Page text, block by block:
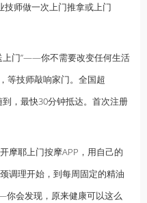
技师做一次上门推拿或上门
上门”——你不需要改变任何生活
等技师敲响家门。全国超
，最快30分钟抵达。首次注册
摩耶上门按摩APP，用自己的
调理开始，到每周固定的精油
会发现，原来健康可以这么